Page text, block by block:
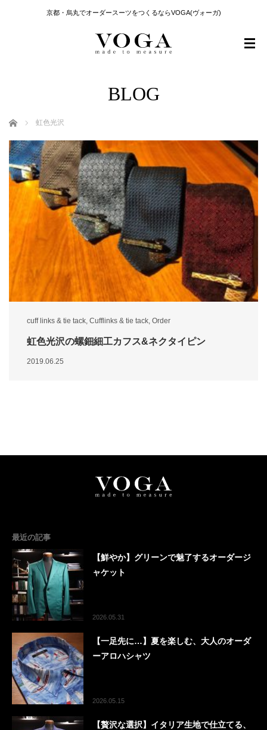
京都・烏丸でオーダースーツをつくるならVOGA(ヴォーガ)
BLOG
ホーム 虹色光沢
cuff links & tie tack Cufflinks & tie tack Order
虹色光沢の螺鈿細工カフス&ネクタイピン
2019.06.25
最近の記事
【鮮やか】グリーンで魅了するオーダージ
ャケット
2026.05.31
【一足先に…】夏を楽しむ、大人のオーダ
ーアロハシャツ
2026.05.15
【贅沢な選択】イタリア生地で仕立てる、